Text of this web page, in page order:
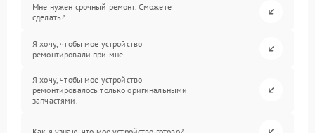
Мне нужен срочный ремонт. Сможете
сделать?
Я хочу, чтобы мое устройство
ремонтировали при мне.
Я хочу, чтобы мое устройство
ремонтировалось только оригинальными
запчастями.